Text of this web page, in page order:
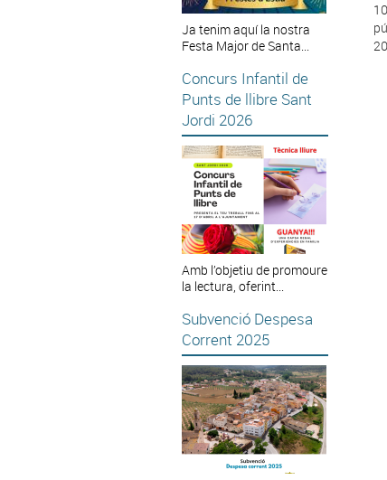
Ja tenim aquí la nostra
Festa Major de Santa...
Concurs Infantil de
Punts de llibre Sant
Jordi 2026
Amb l’objetiu de promoure
la lectura, oferint...
Subvenció Despesa
Corrent 2025